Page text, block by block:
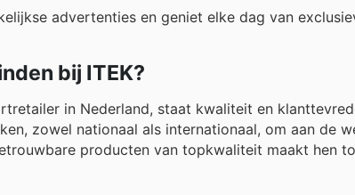
advertenties en geniet elke dag van
bij ITEK?
in Nederland, staat kwaliteit en
zowel nationaal als internationaal, om aan de
producten van topkwaliteit maakt hen